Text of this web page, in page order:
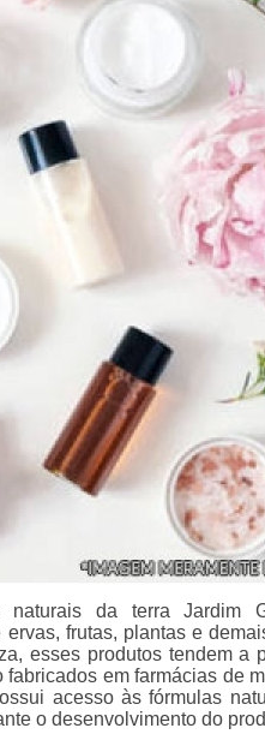
da terra Jardim
frutas, plantas e
esses produtos tendem a
em farmácias de
acesso às fórmulas
o desenvolvimento do